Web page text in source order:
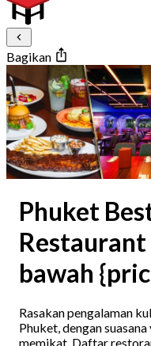
Bagikan
Phuket
bawah
Rasakan pengalaman
Phuket, dengan
memikat. Daftar